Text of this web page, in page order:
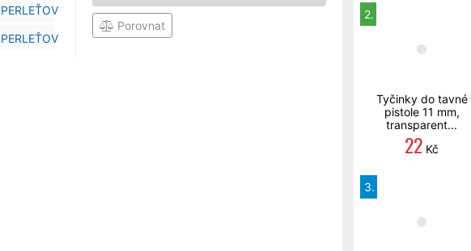
Porovnat
2.
Tyčinky do tavné
pistole 11 mm,
transparent...
22 Kč
3.